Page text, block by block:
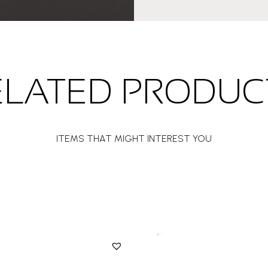
ITEMS THAT MIGHT INTEREST YOU